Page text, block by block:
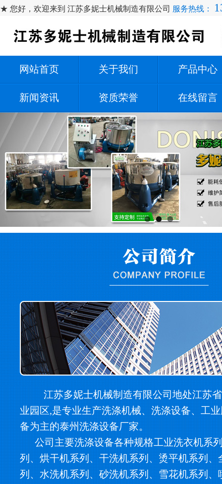
★ 您好，欢迎来到 江苏多妮士机械制造有限公司 服务热线：
网站首页 关于我们 产品中心
新闻资讯 资质荣誉 在线留言
江苏多妮士机械制造有限公司地处江苏
业园区,是专业生产洗涤机械、洗涤设备、工
备为主的泰州洗涤设备厂家。
公司主要洗涤设备各种规格工业洗衣机系
列、烘干机系列、干洗机系列、烫平机系列、
列、水洗机系列、砂洗机系列、雪花机系列、